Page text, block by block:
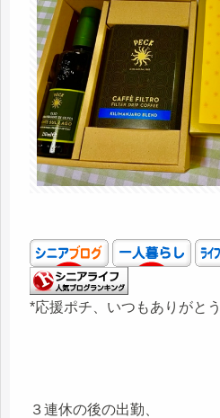
*応援ポチ、いつもありがと
３連休の後の出勤、